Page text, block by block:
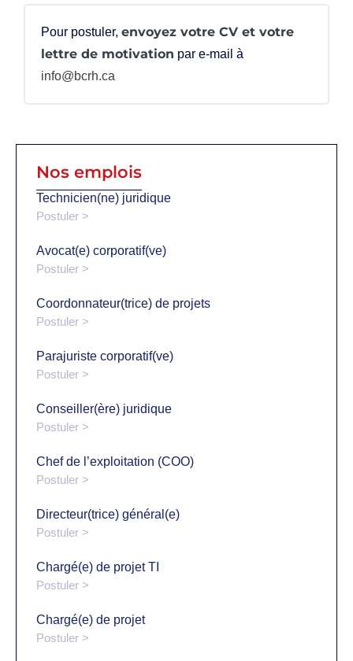
Pour postuler, envoyez votre CV et votre
lettre de motivation par e-mail à
info@bcrh.ca
Nos emplois
Technicien(ne) juridique
Postuler >
Avocat(e) corporatif(ve)
Postuler >
Coordonnateur(trice) de projets
Postuler >
Parajuriste corporatif(ve)
Postuler >
Conseiller(ère) juridique
Postuler >
Chef de l’exploitation (COO)
Postuler >
Directeur(trice) général(e)
Postuler >
Chargé(e) de projet TI
Postuler >
Chargé(e) de projet
Postuler >